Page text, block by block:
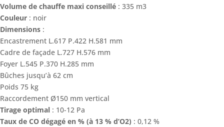
Volume de chauffe maxi conseillé : 335 m3
Couleur : noir
Dimensions :
Encastrement L.617 P.422 H.581 mm
Cadre de façade L.727 H.576 mm
Foyer L.545 P.370 H.285 mm
Bûches jusqu’à 62 cm
Poids 75 kg
Raccordement Ø150 mm vertical
Tirage optimal : 10-12 Pa
Taux de CO dégagé en % (à 13 % d’O2) : 0,12 %